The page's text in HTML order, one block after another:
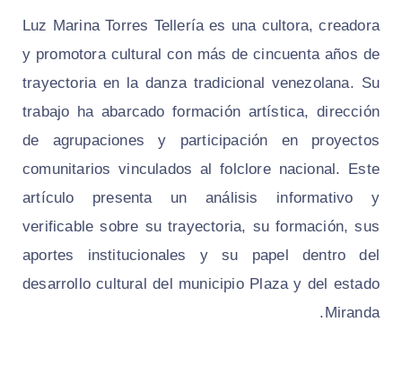
Luz Marina Torres Tellería es una cultora, creadora
y promotora cultural con más de cincuenta años de
trayectoria en la danza tradicional venezolana. Su
trabajo ha abarcado formación artística, dirección
de agrupaciones y participación en proyectos
comunitarios vinculados al folclore nacional. Este
artículo presenta un análisis informativo y
verificable sobre su trayectoria, su formación, sus
aportes institucionales y su papel dentro del
desarrollo cultural del municipio Plaza y del estado
Miranda.